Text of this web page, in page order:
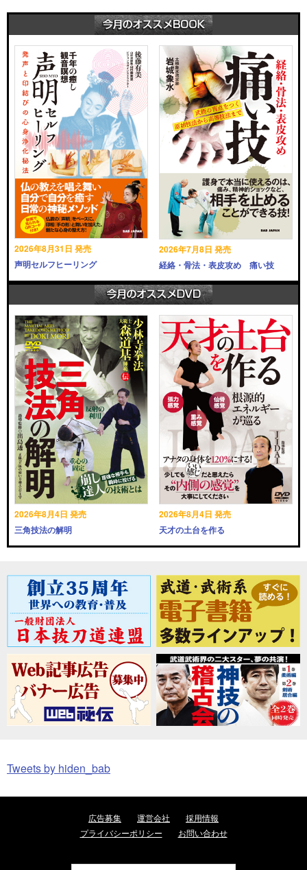
2026年8月31日 発売
声明セルフヒーリング
2026年7月8日 発売
経絡・骨法・表皮攻め 痛い技
2026年8月4日 発売
三角技法の解明
2026年8月4日 発売
天才の土台を作る
Tweets by hiden_bab
広告募集 運営会社
採用情報
プライバシーポリシー
お問い合わせ